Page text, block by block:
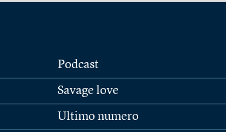
Podcast
Savage love
Ultimo numero